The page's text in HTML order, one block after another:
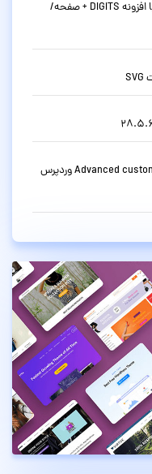
ورود و عضویت با شماره موبایل در وردپرس با افزونه DIGITS + صفحه/
افزونه فارسی مدیریت زمینه دلخواه Advanced custom fields وردپرس